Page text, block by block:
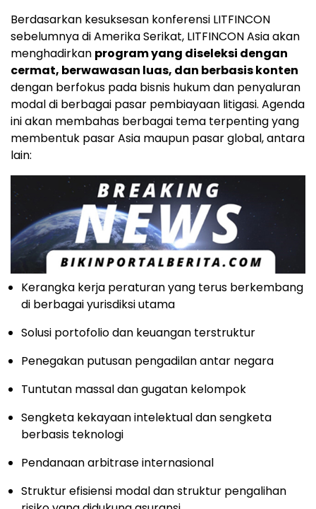
Berdasarkan kesuksesan konferensi LITFINCON
sebelumnya di Amerika Serikat, LITFINCON Asia akan
menghadirkan program yang diseleksi dengan
cermat, berwawasan luas, dan berbasis konten
dengan berfokus pada bisnis hukum dan penyaluran
modal di berbagai pasar pembiayaan litigasi. Agenda
ini akan membahas berbagai tema terpenting yang
membentuk pasar Asia maupun pasar global, antara
lain:
Kerangka kerja peraturan yang terus berkembang
di berbagai yurisdiksi utama
Solusi portofolio dan keuangan terstruktur
Penegakan putusan pengadilan antar negara
Tuntutan massal dan gugatan kelompok
Sengketa kekayaan intelektual dan sengketa
berbasis teknologi
Pendanaan arbitrase internasional
Struktur efisiensi modal dan struktur pengalihan